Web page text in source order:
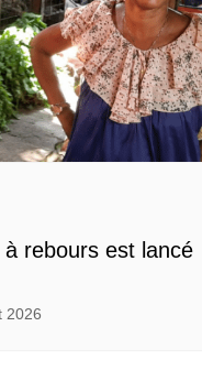
rebours est lancé
2026